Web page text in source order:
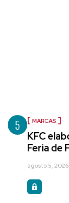
5 MARCAS
KFC
Feria de
agosto 5, 2026